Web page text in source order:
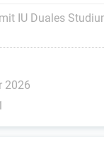
IU Duales
2026